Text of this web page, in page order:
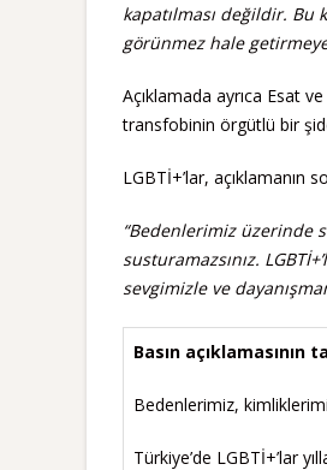
kapatılması değildir. Bu
görünmez hale
Açıklamada ayrıca Esat
transfobinin örgütlü bir
LGBTİ+’lar, açıklamanın
“Bedenlerimiz üzerinde
susturamazsınız.
sevgimizle ve
Basın açıklamasının
Bedenlerimiz,
Türkiye’de LGBTİ+’lar